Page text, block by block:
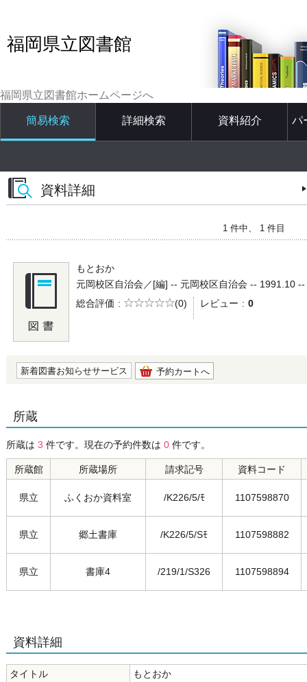
福岡県立図書館
福岡県立図書館ホームページへ
簡易検索 詳細検索 資料紹介 パ
資料詳細
1 件中、 1 件目
もとおか
元岡校区自治会／[編] -- 元岡校区自治会 -- 1991.10 --
総合評価
5段階評価
(0) レビュー 0
新着図書お知らせサービス 予約カートへ
所蔵
所蔵は 3 件です。現在の予約件数は 0 件です。
所蔵館 所蔵場所 請求記号 資料コード
県立 ふくおか資料室 /K226/5/ﾓ 1107598870
県立 郷土書庫 /K226/5/Sﾓ 1107598882
県立 書庫4 /219/1/S326 1107598894
資料詳細
タイトル
もとおか